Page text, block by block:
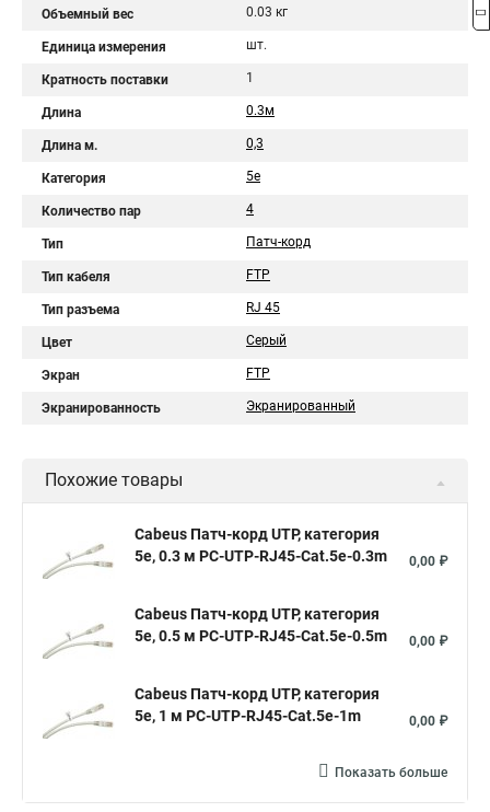
Объемный вес 0.03 кг
Единица измерения шт.
Кратность поставки 1
Длина 0.3м
Длина м. 0,3
Категория 5e
Количество пар 4
Тип Патч-корд
Тип кабеля FTP
Тип разъема RJ 45
Цвет Серый
Экран FTP
Экранированность Экранированный
Похожие товары
Cabeus Патч-корд UTP, категория
5e, 0.3 м PC-UTP-RJ45-Cat.5e-0.3m
0,00 ₽
Cabeus Патч-корд UTP, категория
5e, 0.5 м PC-UTP-RJ45-Cat.5e-0.5m
0,00 ₽
Cabeus Патч-корд UTP, категория
5e, 1 м PC-UTP-RJ45-Cat.5e-1m
0,00 ₽
Показать больше